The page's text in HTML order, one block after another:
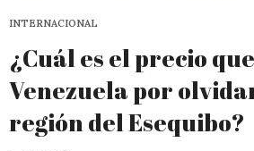
INTERNACIONAL
¿Cuál es el precio
Venezuela por
región del Esequibo?